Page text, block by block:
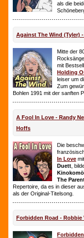
als die
Against The Wind (Tyler)
Mitte der
mit
Holding
leiser um
Zum
Bohlen 1991 mit der sanften
A Fool In Love - Randy
Hoffs
Die
In Love
Duett ,
The
Repertoire, da es in dieser
als der Original-Titelsong.
Forbidden Road - Robbie